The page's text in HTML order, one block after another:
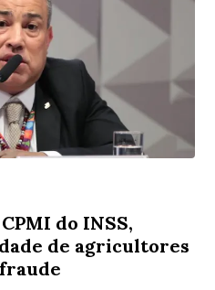
do INSS,
de agricultores